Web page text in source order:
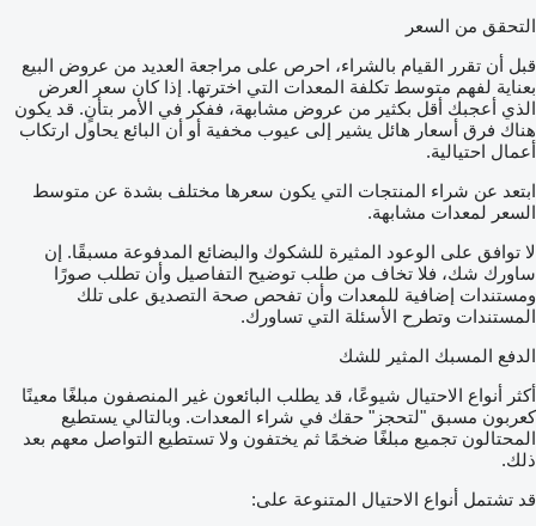
التحقق من السعر
قبل أن تقرر القيام بالشراء، احرص على مراجعة العديد من عروض البيع
بعناية لفهم متوسط تكلفة المعدات التي اخترتها. إذا كان سعر العرض
الذي أعجبك أقل بكثير من عروض مشابهة، ففكر في الأمر بتأنٍ. قد يكون
هناك فرق أسعار هائل يشير إلى عيوب مخفية أو أن البائع يحاول ارتكاب
أعمال احتيالية.
ابتعد عن شراء المنتجات التي يكون سعرها مختلف بشدة عن متوسط
السعر لمعدات مشابهة.
لا توافق على الوعود المثيرة للشكوك والبضائع المدفوعة مسبقًا. إن
ساورك شك، فلا تخاف من طلب توضيح التفاصيل وأن تطلب صورًا
ومستندات إضافية للمعدات وأن تفحص صحة التصديق على تلك
المستندات وتطرح الأسئلة التي تساورك.
الدفع المسبك المثير للشك
أكثر أنواع الاحتيال شيوعًا، قد يطلب البائعون غير المنصفون مبلغًا معينًا
كعربون مسبق "لتحجز" حقك في شراء المعدات. وبالتالي يستطيع
المحتالون تجميع مبلغًا ضخمًا ثم يختفون ولا تستطيع التواصل معهم بعد
ذلك.
قد تشتمل أنواع الاحتيال المتنوعة على: